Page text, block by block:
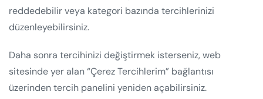
reddedebilir veya kategori bazında tercihlerinizi
düzenleyebilirsiniz.
Daha sonra tercihinizi değiştirmek isterseniz, web
sitesinde yer alan “Çerez Tercihlerim” bağlantısı
üzerinden tercih panelini yeniden açabilirsiniz.